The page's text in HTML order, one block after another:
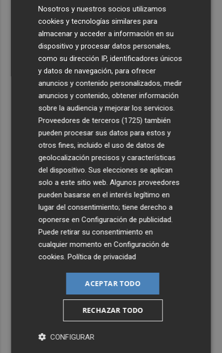
Últimas Noticias
Nosotros y nuestros socios utilizamos
cookies y tecnologías similares para
almacenar y acceder a información en su
dispositivo y procesar datos personales,
como su dirección IP, identificadores únicos
y datos de navegación, para ofrecer
anuncios y contenido personalizados, medir
anuncios y contenido, obtener información
sobre la audiencia y mejorar los servicios.
Proveedores de terceros (1725) también
pueden procesar sus datos para estos y
otros fines, incluido el uso de datos de
geolocalización precisos y características
del dispositivo. Sus elecciones se aplican
solo a este sitio web. Algunos proveedores
pueden basarse en el interés legítimo en
lugar del consentimiento; tiene derecho a
oponerse enConfiguración de publicidad
Puede retirar su consentimiento en
cualquier momento enConfiguración de
cookies .Política de privacidad
ACEPTAR TODO
RECHAZAR TODO
CONFIGURAR